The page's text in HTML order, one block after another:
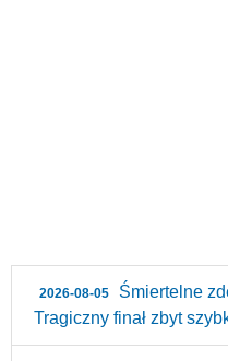
2026-08-05
Śmiertelne
Tragiczny finał zbyt